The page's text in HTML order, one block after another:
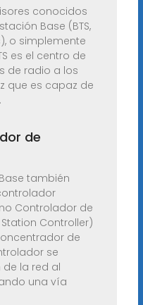
conocidos
Base (BTS,
o simplemente
es el centro de
de radio a los
que es capaz de
de
también
Controlador de
Station Controller)
de
se
la red al
una vía